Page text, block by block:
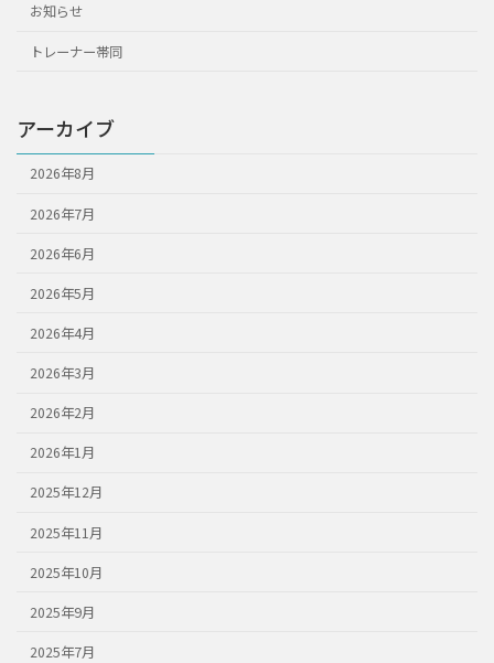
お知らせ
トレーナー帯同
アーカイブ
2026年8月
2026年7月
2026年6月
2026年5月
2026年4月
2026年3月
2026年2月
2026年1月
2025年12月
2025年11月
2025年10月
2025年9月
2025年7月